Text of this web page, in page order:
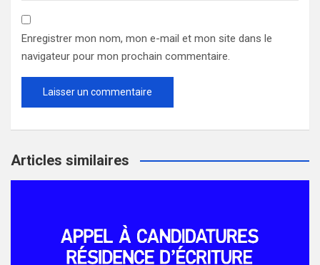
Enregistrer mon nom, mon e-mail et mon site dans le
navigateur pour mon prochain commentaire.
Articles similaires